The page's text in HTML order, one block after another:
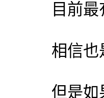
目前
相信也
但是如